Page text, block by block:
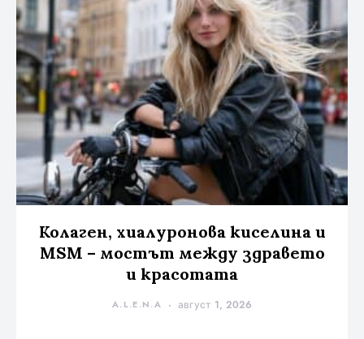
Колаген, хиалуронова киселина и
MSM – мостът между здравето
и красотата
A.L.E.N.A август 1, 2026